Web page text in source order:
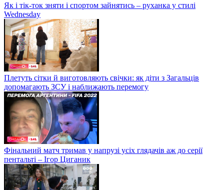
Як і тік-ток зняти і спортом зайнятись – руханка у стилі
Wednesday
Плетуть сітки й виготовляють свічки: як діти з Загальців
допомагають ЗСУ і наближають перемогу
Фінальний матч тримав у напрузі усіх глядачів аж до серії
пентальті – Ігор Циганик